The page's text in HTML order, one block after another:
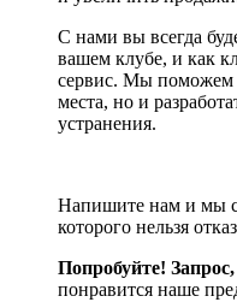
С нами вы всегда
вашем клубе, и как
сервис. Мы поможем
места, но и
устранения.
Напишите нам и мы
которого нельзя
Попробуйте!
понравится наше